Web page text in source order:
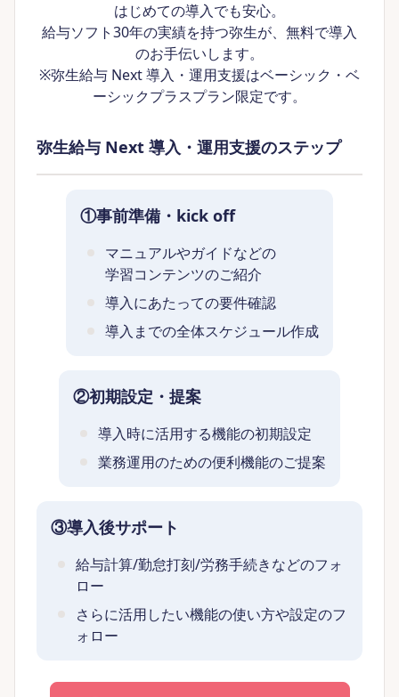
はじめての導入でも安心。
給与ソフト30年の実績を持つ弥生が、無料で導入
のお手伝いします。
※弥生給与 Next 導入・運用支援はベーシック・ベ
ーシックプラスプラン限定です。
弥生給与 Next 導入・運用支援のステップ
①事前準備・kick off
マニュアルやガイドなどの
学習コンテンツのご紹介
導入にあたっての要件確認
導入までの全体スケジュール作成
②初期設定・提案
導入時に活用する機能の初期設定
業務運用のための便利機能のご提案
③導入後サポート
給与計算/勤怠打刻/労務手続きなどのフォ
ロー
さらに活用したい機能の使い方や設定のフ
ォロー